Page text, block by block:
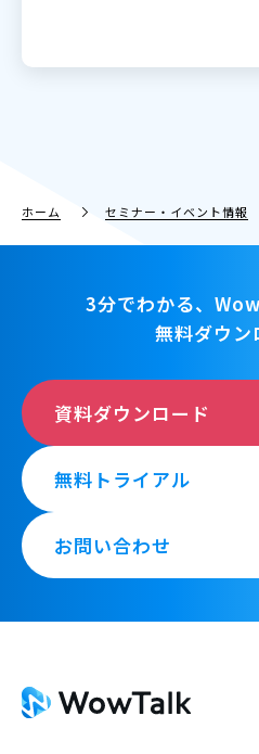
ホーム セミナー・イベント情報
3分でわかる、
無料ダウン
資料ダウンロード
無料トライアル
お問い合わせ